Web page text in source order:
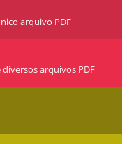
arquivo PDF
arquivos PDF